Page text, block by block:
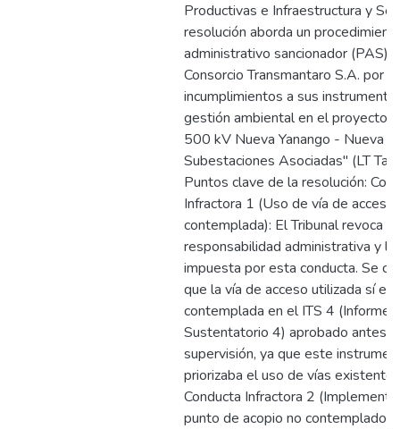
Productivas e Infraestructura y
resolución aborda un
administrativo sancionador (PAS)
Consorcio Transmantaro S.A. por
incumplimientos a sus
gestión ambiental en el proyecto
500 kV Nueva Yanango - Nueva
Subestaciones Asociadas" (LT
Puntos clave de la resolución:
Infractora 1 (Uso de vía de acceso
contemplada): El Tribunal revoca la
responsabilidad administrativa y
impuesta por esta conducta. Se
que la vía de acceso utilizada sí
contemplada en el ITS 4 (Informe
Sustentatorio 4) aprobado antes
supervisión, ya que este
priorizaba el uso de vías
Conducta Infractora 2
punto de acopio no contemplado):